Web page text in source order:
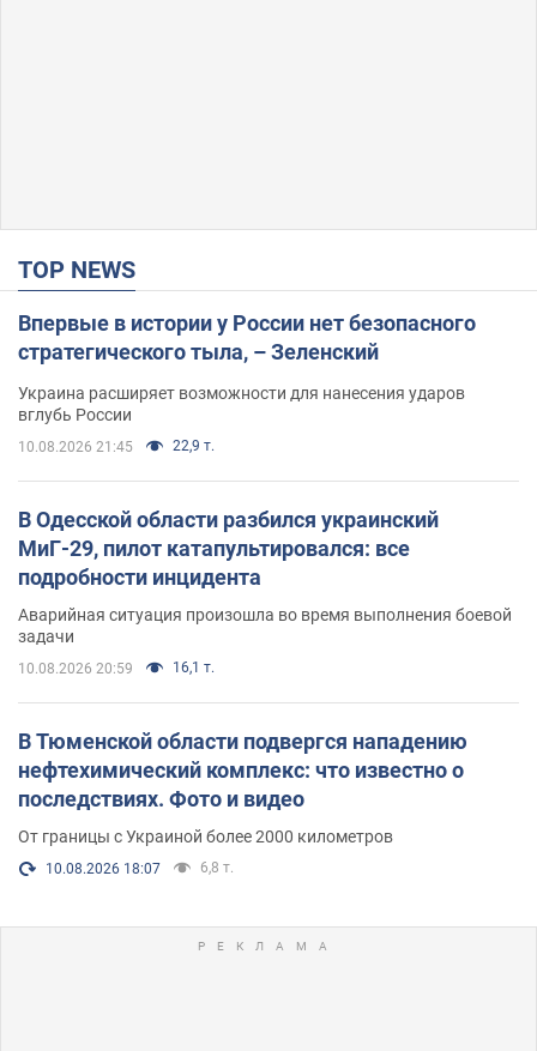
TOP NEWS
Впервые в истории у России нет безопасного
стратегического тыла, – Зеленский
Украина расширяет возможности для нанесения ударов
вглубь России
10.08.2026 21:45 22,9 т.
В Одесской области разбился украинский
МиГ-29, пилот катапультировался: все
подробности инцидента
Аварийная ситуация произошла во время выполнения боевой
задачи
10.08.2026 20:59 16,1 т.
В Тюменской области подвергся нападению
нефтехимический комплекс: что известно о
последствиях. Фото и видео
От границы с Украиной более 2000 километров
10.08.2026 18:07 6,8 т.